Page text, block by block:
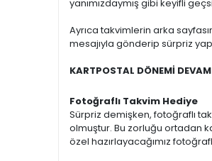
yanımızdaymış gibi keyifli
Ayrıca takvimlerin arka
mesajıyla gönderip sürpriz
KARTPOSTAL DÖNEMİ
Fotoğraflı Takvim Hediye
Sürpriz demişken, fotoğraflı
olmuştur. Bu zorluğu ortadan
özel hazırlayacağımız